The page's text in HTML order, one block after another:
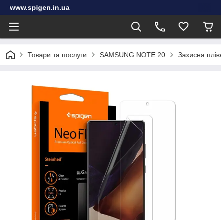
www.spigen.in.ua
Товари та послуги SAMSUNG NOTE 20 Захисна